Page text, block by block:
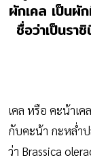
ผักเคล เป็นผั
ชื่อว่าเป็นร
เคล หรือ คะน้าเค
กับคะน้า กะหล่ำ
ว่า Brassica